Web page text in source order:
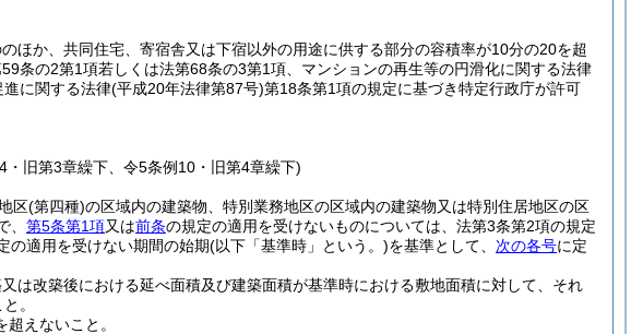
ほか、共同住宅、寄宿舎又は下宿以外の用途に供する部分の容積率が10分の20を超
条の2第1項若しくは法第68条の3第1項、マンションの再生等の円滑化に関する法律
に関する法律(平成20年法律第87号)第18条第1項の規定に基づき特定行政庁が許可
旧第3章繰下、令5条例10・旧第4章繰下)
区(第四種)の区域内の建築物、特別業務地区の区域内の建築物又は特別住居地区の区
、 第5条第1項又は前条の規定の適用を受けないものについては、法第3条第2項の規定
の適用を受けない期間の始期(以下「基準時」という。)を基準として、 次の各号に定
は改築後における延べ面積及び建築面積が基準時における敷地面積に対して、それ
。
えないこと。